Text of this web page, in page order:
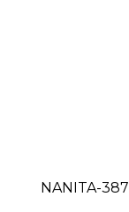
NANITA-387